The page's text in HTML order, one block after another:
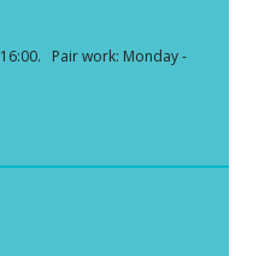
Pair work: Monday -